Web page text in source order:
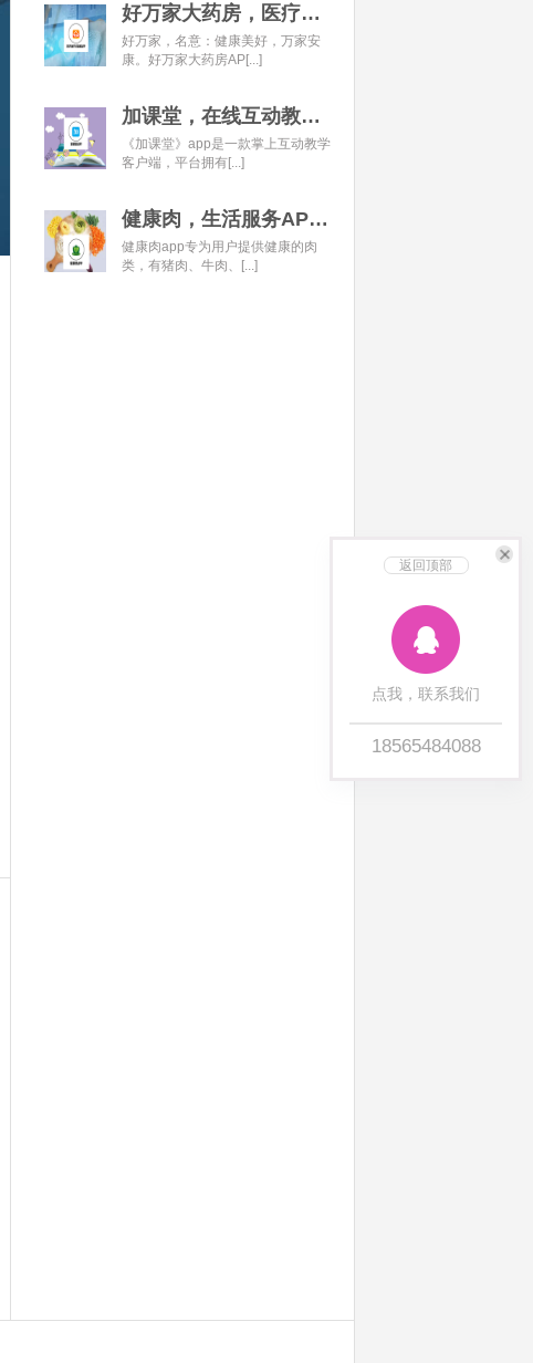
返回顶部
点我，联系我们
18565484088
好万家大药房，医疗健康APP开发经典案例
好万家，名意：健康美好，万家安
康。好万家大药房AP[...]
加课堂，在线互动教育APP经典案例
《加课堂》app是一款掌上互动教学
客户端，平台拥有[...]
健康肉，生活服务APP开发经典案例
健康肉app专为用户提供健康的肉
类，有猪肉、牛肉、[...]